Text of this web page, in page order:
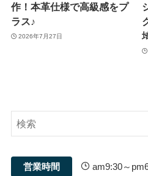
作！本革仕様で高級感をプ
ラス♪
2026年7月27日
営業時間 am9:30～